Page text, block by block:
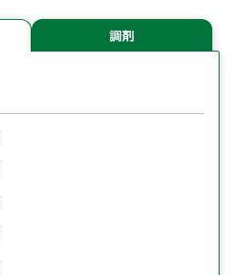
調剤